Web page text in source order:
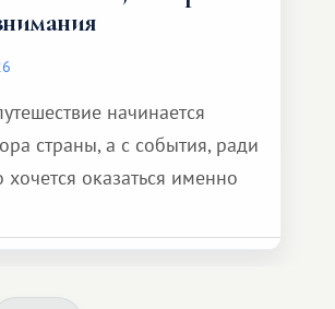
начинается
страны, а с события, ради
хочется оказаться именно